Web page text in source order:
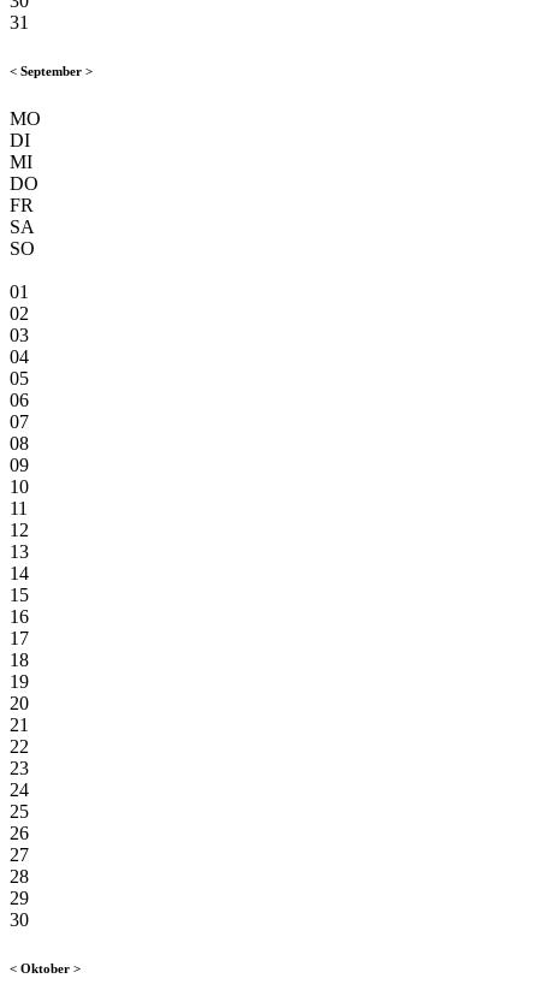
31
< September >
MO
DI
MI
DO
FR
SA
SO
01
02
03
04
05
06
07
08
09
10
11
12
13
14
15
16
17
18
19
20
21
22
23
24
25
26
27
28
29
30
< Oktober >